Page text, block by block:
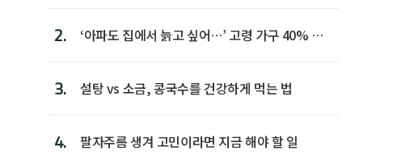
2.
‘아파도 집에서 늙고 싶어…’ 고령 가구 40% 노
3. 설탕 vs 소금, 콩국수를 건강하게 먹는 법
4. 팔자주름 생겨 고민이라면 지금 해야 할 일